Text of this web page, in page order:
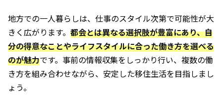
地方での一人暮らしは、仕事のスタイル次第で可能性が大
きく広がります。 都会とは異なる選択肢が豊富にあり、自
分の得意なことやライフスタイルに合った働き方を選べる
のが魅力です。事前の情報収集をしっかり行い、複数の働
き方を組み合わせながら、安定した移住生活を目指しまし
ょう。